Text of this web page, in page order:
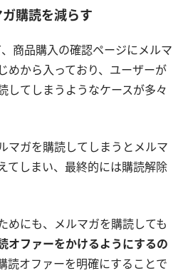
購読を減らす
商品購入の確認ページにメルマ
めから入っており、ユーザーが
してしまうようなケースが多々
マガを購読してしまうとメルマ
てしまい、最終的には購読解除
めにも、メルマガを購読しても
オファーをかけるようにするの
読オファーを明確にすることで